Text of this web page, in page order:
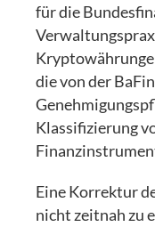
für die
die von der
Klassifizierung
Eine Korrektur
nicht zeitnah zu